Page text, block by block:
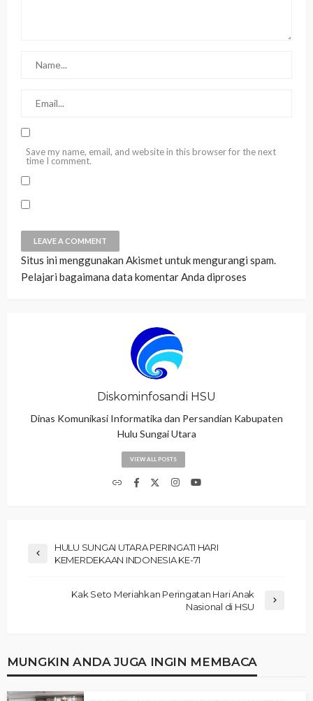
Save my name, email, and website in this browser for the next
time I comment.
Situs ini menggunakan Akismet untuk mengurangi spam.
Pelajari bagaimana data komentar Anda diproses
Diskominfosandi HSU
Dinas Komunikasi Informatika dan Persandian Kabupaten
Hulu Sungai Utara
VIEW ALL POSTS
HULU SUNGAI UTARA PERINGATI HARI
KEMERDEKAAN INDONESIA KE-71
Kak Seto Meriahkan Peringatan Hari Anak
Nasional di HSU
MUNGKIN ANDA JUGA INGIN MEMBACA